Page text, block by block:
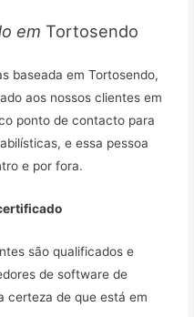
em Tortosendo
baseada em Tortosendo,
aos nossos clientes em
ponto de contacto para
e essa pessoa
e por fora.
são qualificados e
de software de
certeza de que está em